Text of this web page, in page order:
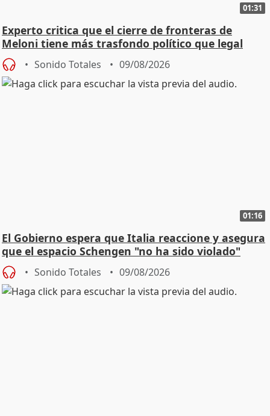
01:31
Experto critica que el cierre de fronteras de
Meloni tiene más trasfondo político que legal
Sonido Totales 09/08/2026
01:16
El Gobierno espera que Italia reaccione y asegura
que el espacio Schengen "no ha sido violado"
Sonido Totales 09/08/2026